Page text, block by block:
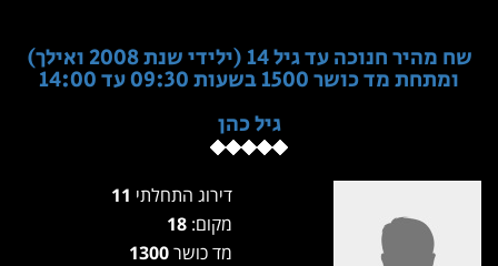
שח מהיר חנוכה עד גיל 14 (ילידי שנת 2008 ואילך)
ומתחת מד כושר 1500 בשעות 09:30 עד 14:00
גיל כהן
דירוג התחלתי
מקום:
מד כושר